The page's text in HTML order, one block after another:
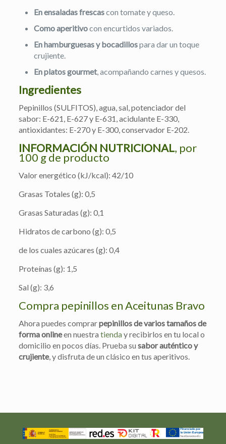
En ensaladas frescascon tomate y queso.
Como aperitivocon encurtidos variados.
En hamburguesas y bocadillospara dar un toque
crujiente.
En platos gourmet, acompañando carnes y quesos.
Ingredientes
Pepinillos (SULFITOS), agua, sal, potenciador del
sabor: E-621, E-627 y E-631, acidulante E-330,
antioxidantes: E-270 y E-300, conservador E-202.
INFORMACIÓN NUTRICIONAL, por
100 g de producto
Valor energético (kJ/kcal): 42/10
Grasas Totales (g): 0,5
Grasas Saturadas (g): 0,1
Hidratos de carbono (g): 0,5
de los cuales azúcares (g): 0,4
Proteínas (g): 1,5
Sal (g): 3,6
Compra pepinillos en Aceitunas Bravo
Ahora puedes comprarpepinillos de varios tamaños de
forma onlineen nuestra tienday recibirlos en tu local o
domicilio en pocos días. Prueba su sabor auténtico y
crujiente, y disfruta de un clásico en tus aperitivos.
Formato (peso
170 g Tarro cristal,525 g
producto pueden hacer una valoración.